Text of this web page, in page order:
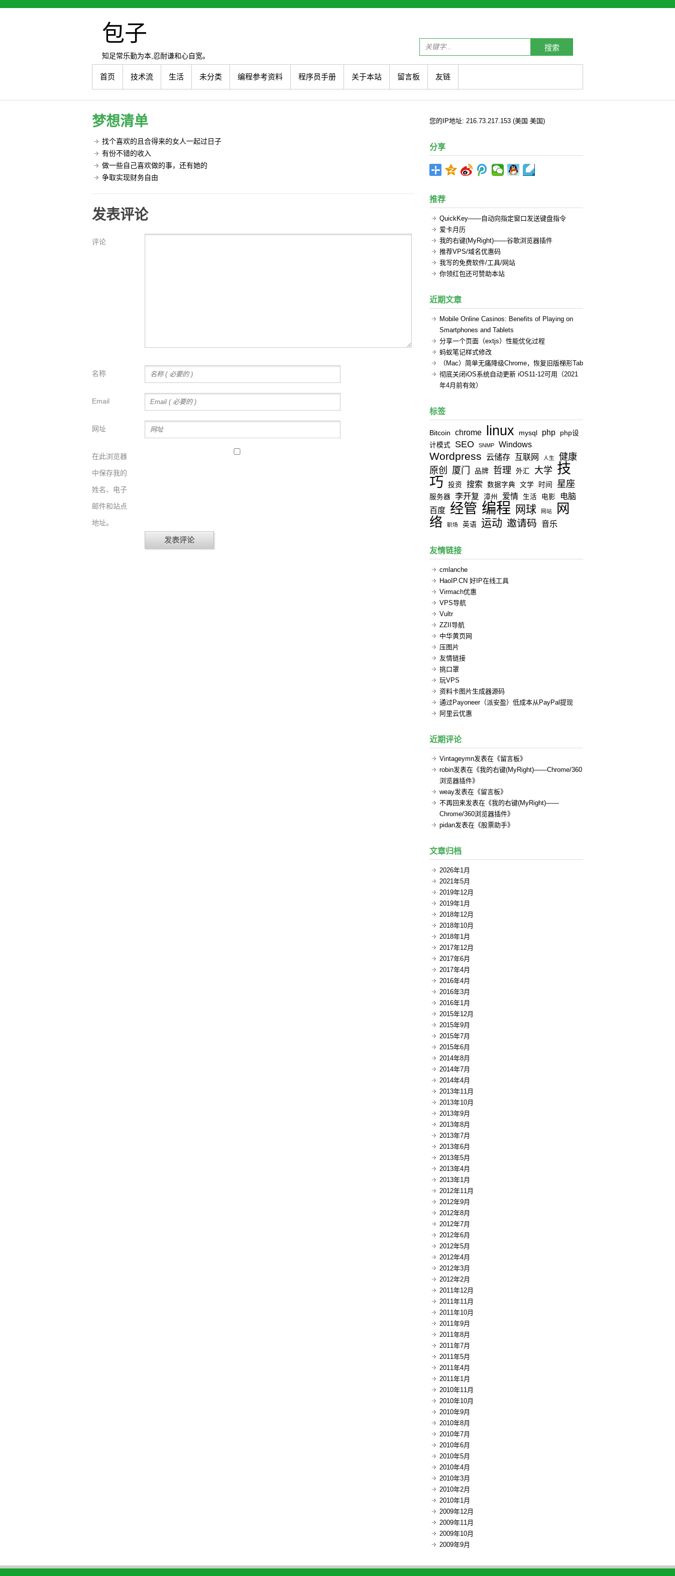
包子
知足常乐勤为本,忍耐谦和心自宽。
搜索
首页 技术流 生活 未分类 编程参考资料 程序员手册 关于本站 留言板 友链
梦想清单
找个喜欢的且合得来的女人一起过日子
有份不错的收入
做一些自己喜欢做的事，还有她的
争取实现财务自由
发表评论
评论
名称
Email
网址
在此浏览器
中保存我的
姓名、电子
邮件和站点
地址。
您的 IP地址: 216.73.217.153 (美国 美国)
分享
推荐
QuickKey——自动向指定窗口发送键盘指令
爱卡月历
我的右键(MyRight)——谷歌浏览器插件
推荐VPS/域名优惠码
我写的免费软件/工具/网站
你领红包还可赞助本站
近期文章
Mobile Online Casinos: Benefits of Playing on
Smartphones and Tablets
分享一个页面（extjs）性能优化过程
蚂蚁笔记样式修改
（Mac）简单无痛降级Chrome，恢复旧版梯形Tab
彻底关闭iOS系统自动更新 iOS11-12可用（2021
年4月前有效）
标签
Bitcoin chrome linux mysql php
php设
计模式
SEO SNMP Windows
Wordpress 云储存 互联网 人生
健康
原创
厦门 品牌 哲理 外汇 大学 技
巧
投资 搜索 数据字典 文学 时间 星座
服务器 李开复 漳州 爱情 生活 电影
电脑
百度 经管 编程 网球 网站
网
络
职场 英语 运动 邀请码 音乐
友情链接
cmlanche
HaoIP.CN 好IP在线工具
Virmach优惠
VPS导航
Vultr
ZZII导航
中华黄页网
压图片
友情链接
挑口罩
玩VPS
资料卡图片生成器源码
通过Payoneer（派安盈）低成本从PayPal提现
阿里云优惠
近期评论
Vintageymn发表在《留言板》
robin发表在《我的右键(MyRight)——Chrome/360
浏览器插件》
weay发表在《留言板》
不再回来发表在《我的右键(MyRight)——
Chrome/360浏览器插件》
pidan发表在《股票助手》
文章归档
2026年1月
2021年5月
2019年12月
2019年1月
2018年12月
2018年10月
2018年1月
2017年12月
2017年6月
2017年4月
2016年4月
2016年3月
2016年1月
2015年12月
2015年9月
2015年7月
2015年6月
2014年8月
2014年7月
2014年4月
2013年11月
2013年10月
2013年9月
2013年8月
2013年7月
2013年6月
2013年5月
2013年4月
2013年1月
2012年11月
2012年9月
2012年8月
2012年7月
2012年6月
2012年5月
2012年4月
2012年3月
2012年2月
2011年12月
2011年11月
2011年10月
2011年9月
2011年8月
2011年7月
2011年5月
2011年4月
2011年1月
2010年11月
2010年10月
2010年9月
2010年8月
2010年7月
2010年6月
2010年5月
2010年4月
2010年3月
2010年2月
2010年1月
2009年12月
2009年11月
2009年10月
2009年9月